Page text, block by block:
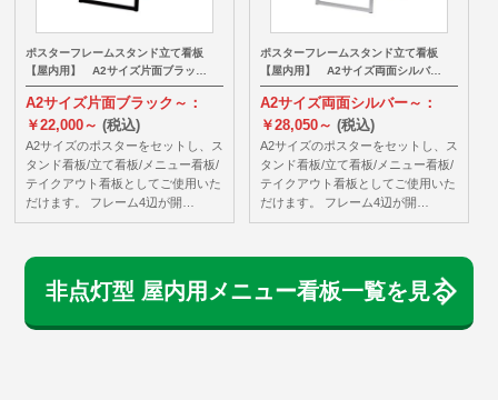
ポスターフレームスタンド立て看板
【屋内用】 A2サイズ片面ブラッ…
A2サイズ片面ブラック～：
￥22,000～(税込)
A2サイズのポスターをセットし、ス
タンド看板/立て看板/メニュー看板/
テイクアウト看板としてご使用いた
だけます。 フレーム4辺が開…
ポスターフレームスタンド立て看板
【屋内用】 A2サイズ両面シルバ…
A2サイズ両面シルバー～：
￥28,050～ (税込)
A2サイズのポスターをセットし、ス
タンド看板/立て看板/メニュー看板/
テイクアウト看板としてご使用いた
だけます。 フレーム4辺が開…
非点灯型 屋内用メニュー看板一覧を見る